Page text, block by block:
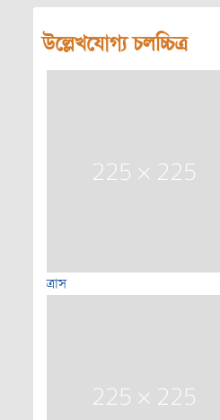
উল্লেখযোগ্য চলচ্চিত্র
ত্রাস